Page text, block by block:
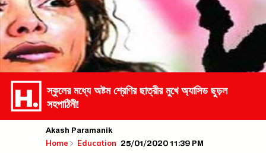
স্কুলের মধ্যে অষ্টম শ্রেণির ছাত্রীর মুখে অ্যাসিড ছুড়ল
সহপাঠিনী!
Akash Paramanik
Home Education 25/01/2020 11:39 PM